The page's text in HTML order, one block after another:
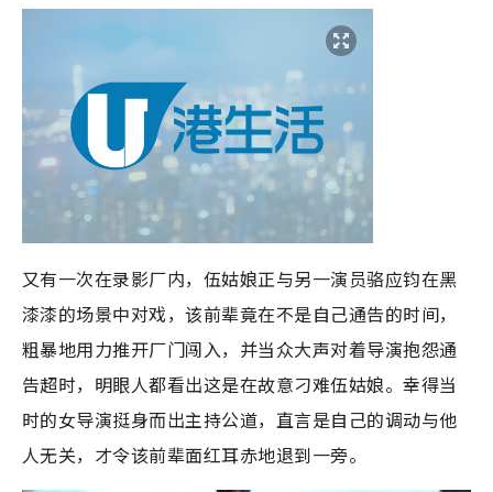
又有一次在录影厂内，伍姑娘正与另一演员骆应钧在黑
漆漆的场景中对戏，该前辈竟在不是自己通告的时间，
粗暴地用力推开厂门闯入，并当众大声对着导演抱怨通
告超时，明眼人都看出这是在故意刁难伍姑娘。幸得当
时的女导演挺身而出主持公道，直言是自己的调动与他
人无关，才令该前辈面红耳赤地退到一旁。